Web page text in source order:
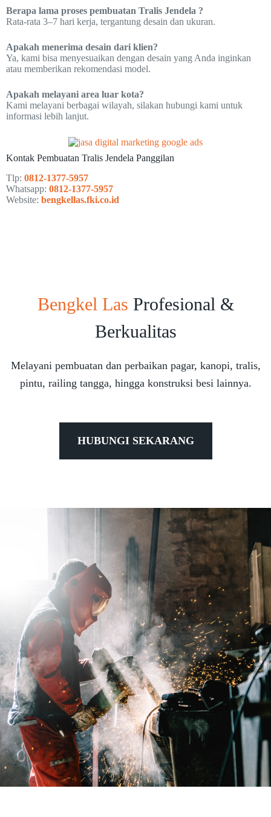
Berapa lama proses pembuatan Tralis Jendela ?
Rata-rata 3–7 hari kerja, tergantung desain dan ukuran.
Apakah menerima desain dari klien?
Ya, kami bisa menyesuaikan dengan desain yang Anda inginkan
atau memberikan rekomendasi model.
Apakah melayani area luar kota?
Kami melayani berbagai wilayah, silakan hubungi kami untuk
informasi lebih lanjut.
Kontak Pembuatan Tralis Jendela Panggilan
Tlp: 0812-1377-5957
Whatsapp: 0812-1377-5957
Website: bengkellas.fki.co.id
Bengkel Las Profesional &
Berkualitas
Melayani pembuatan dan perbaikan pagar, kanopi, tralis,
pintu, railing tangga, hingga konstruksi besi lainnya.
HUBUNGI SEKARANG